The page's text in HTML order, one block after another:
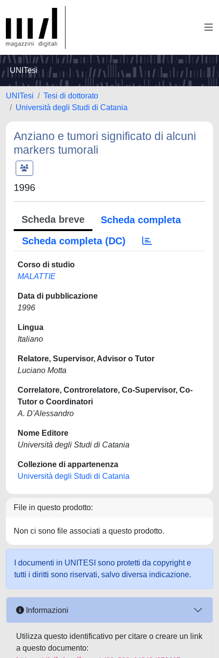
UNITesi
UNITesi
Tesi di dottorato
Università degli Studi di Catania
Anziano e tumori significato di alcuni
markers tumorali
1996
Scheda breve
Scheda completa
Scheda completa (DC)
Corso di studio
MALATTIE
Data di pubblicazione
1996
Lingua
Italiano
Relatore, Supervisor, Advisor o Tutor
Luciano Motta
Correlatore, Controrelatore, Co-Supervisor, Co-
Tutor o Coordinatori
A. D'Alessandro
Nome Editore
Università degli Studi di Catania
Collezione di appartenenza
Università degli Studi di Catania
File in questo prodotto:
Non ci sono file associati a questo prodotto.
I documenti in UNITESI sono protetti da copyright e
tutti i diritti sono riservati, salvo diversa indicazione.
Informazioni
Utilizza questo identificativo per citare o creare un link
a questo documento: